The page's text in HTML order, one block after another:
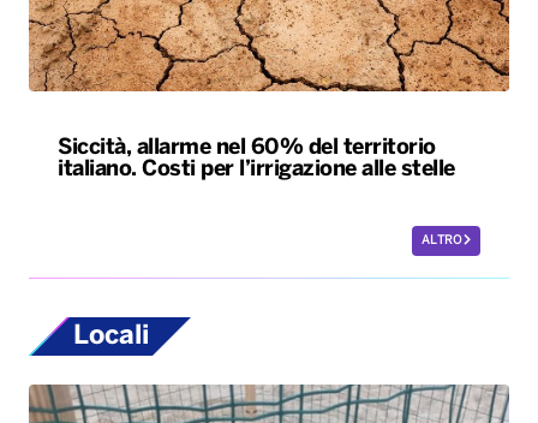
Siccità, allarme nel 60% del territorio
italiano. Costi per l’irrigazione alle stelle
ALTRO
Locali